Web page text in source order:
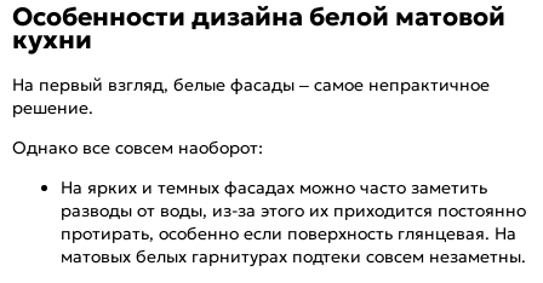
Особенности дизайна белой матовой
кухни
На первый взгляд, белые фасады – самое непрактичное
решение.
Однако все совсем наоборот:
На ярких и темных фасадах можно часто заметить
разводы от воды, из-за этого их приходится постоянно
протирать, особенно если поверхность глянцевая. На
матовых белых гарнитурах подтеки совсем незаметны.